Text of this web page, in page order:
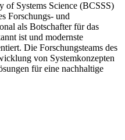
of Systems Science (BCSSS)
Forschungs- und
als Botschafter für das
ist und modernste
Die Forschungsteams des
von Systemkonzepten
für eine nachhaltige